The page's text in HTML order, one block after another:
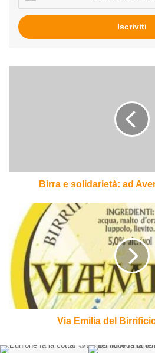
tua
mail
Birra e solidarietà: ad
Emilia
del
Birrificio
del
Ducato
Via Emilia del